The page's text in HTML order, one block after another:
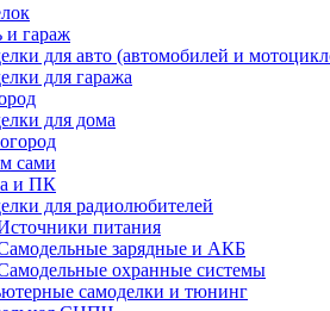
и гараж
для авто (автомобилей и
для гаража
для дома
сами
и ПК
для радиолюбителей
питания
зарядные и АКБ
охранные системы
самоделки и тюнинг